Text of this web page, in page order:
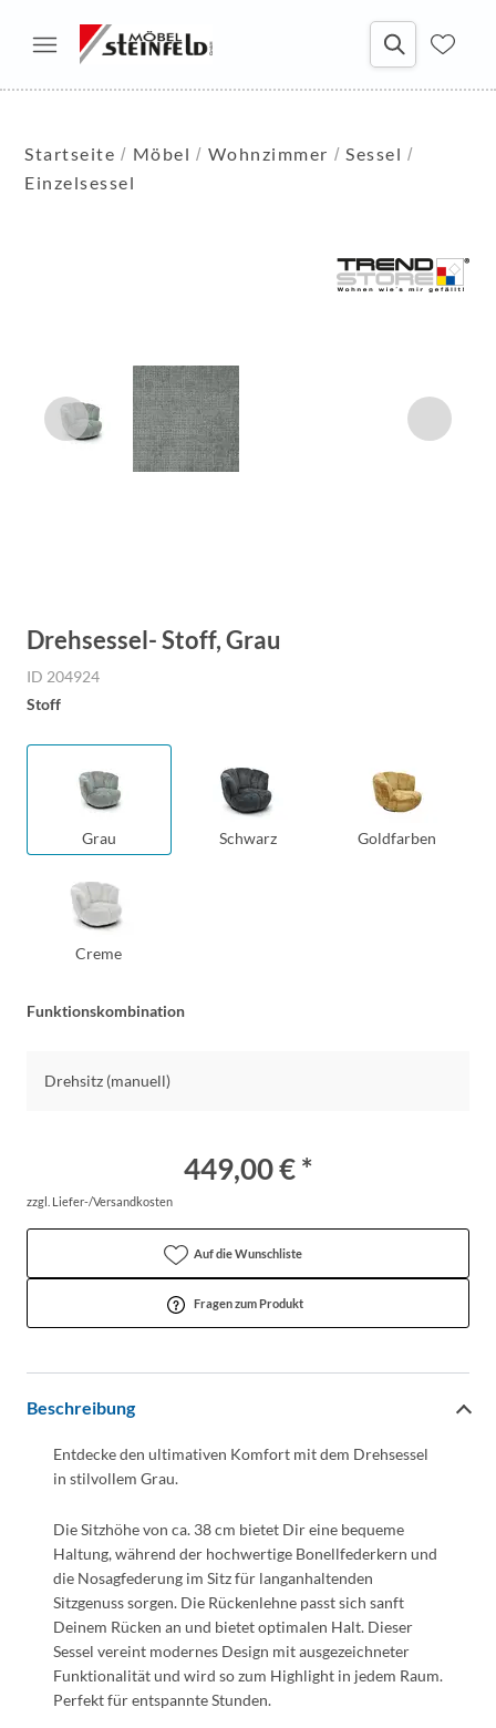
Startseite Möbel Wohnzimmer
Sessel
Einzelsessel
Drehsessel- Stoff, Grau
ID 204924
Stoff
Grau Schwarz Goldfarben
Creme
Funktionskombination
Drehsitz (manuell)
449,00 € *
zzgl. Liefer-/Versandkosten
Auf die Wunschliste
Fragen zum Produkt
Beschreibung
Entdecke den ultimativen Komfort mit dem Drehsessel
in stilvollem Grau.
Die Sitzhöhe von ca. 38 cm bietet Dir eine bequeme
Haltung, während der hochwertige Bonellfederkern und
die Nosagfederung im Sitz für langanhaltenden
Sitzgenuss sorgen. Die Rückenlehne passt sich sanft
Deinem Rücken an und bietet optimalen Halt. Dieser
Sessel vereint modernes Design mit ausgezeichneter
Funktionalität und wird so zum Highlight in jedem Raum.
Perfekt für entspannte Stunden.